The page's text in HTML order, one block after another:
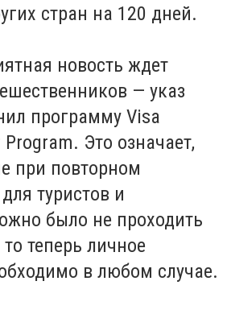
стран на 120 дней.
новость ждет
— указ
программу Visa
Это означает,
при повторном
туристов и
было не проходить
теперь личное
в любом случае.